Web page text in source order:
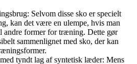
Selvom disse sko er specielt
kan det være en ulempe, hvis man
andre former for træning. Dette gør
sammenlignet med sko, der kan
tyndt lag af syntetisk læder: Mens